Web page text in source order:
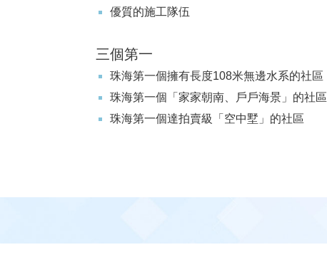
優質的施工隊伍
三個第一
珠海第一個擁有長度108米無邊水系的社區
珠海第一個「家家朝南、戶戶海景」的社區
珠海第一個達拍賣級「空中墅」的社區